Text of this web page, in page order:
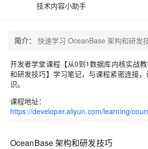
技术内容小助手
简介： 快速学习 OceanBase 架构和研发
开发者学堂课程【从0到1数据库内核实战
和研发技巧】 学习笔记，与课程紧密连接
识。
课程地址：
https://developer.aliyun.com/learning/
OceanBase 架构和研发技巧